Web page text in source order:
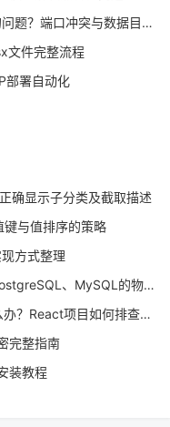
口冲突与数据目录修复方法
文件完整流程
部署自动化
确显示子分类及截取描述
与值排序的策略
方式整理
的物化外部表实践有什么区别
项目如何排查相关错误？
完整指南
装教程